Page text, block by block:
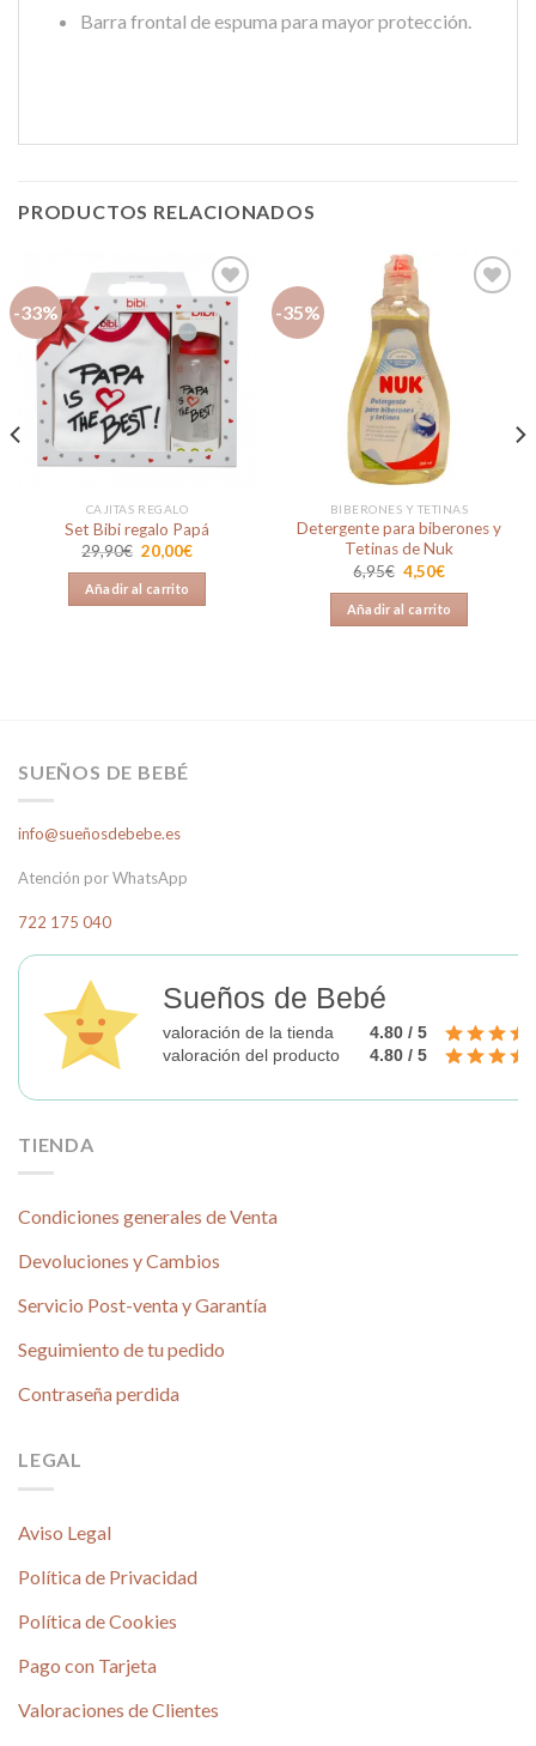
Barra frontal de espuma para mayor protección
PRODUCTOS RELACIONADOS
-33%
Añadir
a la
lista de
deseos
CAJITAS REGALO
Set Bibi regalo Papá
29,90€ El
precio
original
era:
29,90€.
20,00€El
20,00€.
Añadir al carrito
-35%
BIBERONES Y TETINAS
Detergente para biberones y
Tetinas de Nuk
6,95€ El
precio
original
era:
6,95€.
4,50€El
es:
4,50€.
Añadir al carrito
SUEÑOS DE BEBÉ
info@sueñosdebebe.es
Atención por WhatsApp
722 175 040
Sueños de Bebé
valoración de la tienda
4.80 / 5
valoración del producto
4.80 / 5
TIENDA
Condiciones generales de Venta
Devoluciones y Cambios
Servicio Post-venta y Garantía
Seguimiento de tu pedido
Contraseña perdida
LEGAL
Aviso Legal
Política de Privacidad
Política de Cookies
Pago con Tarjeta
Valoraciones de Clientes